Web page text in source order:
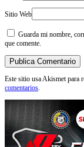
Sitio Web
Guarda mi nombre,
que comente.
Este sitio usa Akismet para
comentarios.